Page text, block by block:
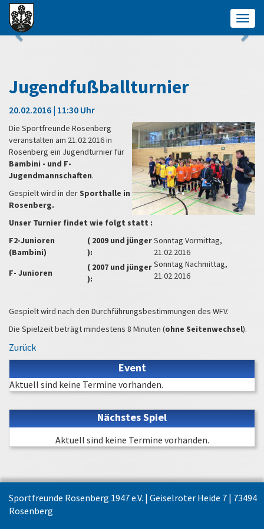
Jugendfußballturnier
20.02.2016 | 11:30 Uhr
Die Sportfreunde Rosenberg
veranstalten am 21.02.2016 in
Rosenberg ein Jugendturnier für
Bambini - und F-
Jugendmannschaften.
Gespielt wird in derSporthalle in
Rosenberg.
Unser Turnier findet wie folgt statt :
F2-Junioren
(Bambini)
( 2009 und jünger
):
Sonntag Vormittag,
21.02.2016
F- Junioren
( 2007 und jünger
):
Sonntag Nachmittag,
21.02.2016
Gespielt wird nach den Durchführungsbestimmungen des WFV.
Die Spielzeit beträgt mindestens 8 Minuten (ohne Seitenwechsel).
Zurück
Event
Aktuell sind keine Termine vorhanden.
Nächstes Spiel
Aktuell sind keine Termine vorhanden.
Sportfreunde Rosenberg 1947 e.V. | Geiselroter Heide 7 | 73494
Rosenberg